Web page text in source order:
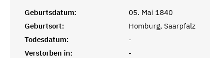
Geburtsdatum:
05. Mai 1840
Geburtsort:
Homburg, Saarpfalz
Todesdatum:
-
Verstorben in:
-